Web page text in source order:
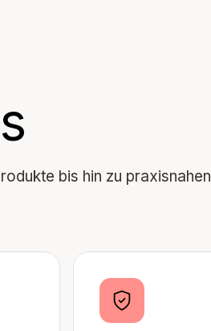
bis hin zu praxisnahen